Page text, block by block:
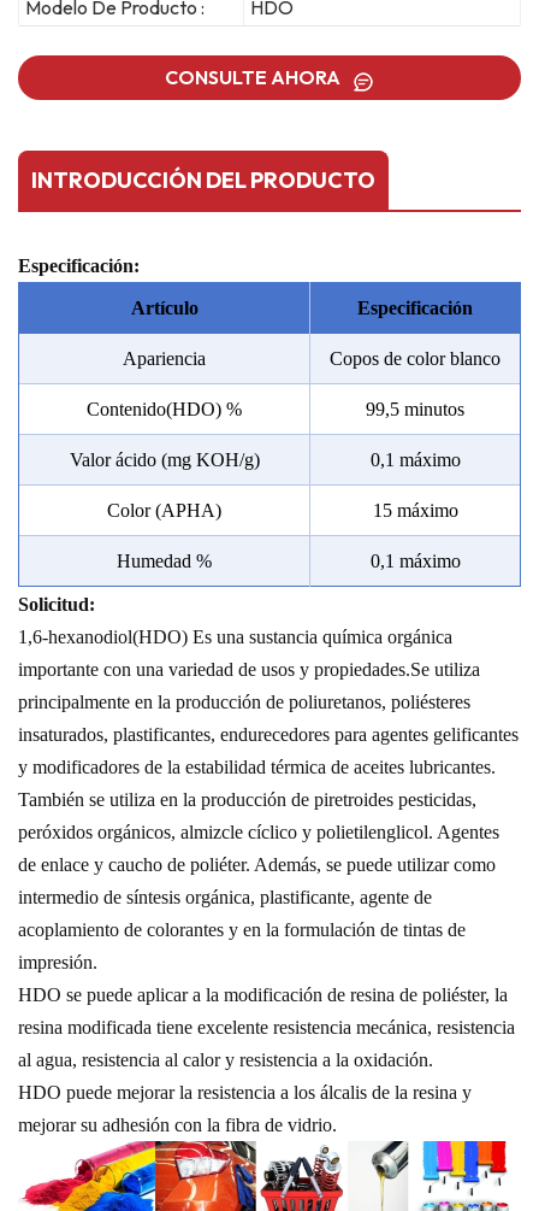
Modelo De Producto :
HDO
CONSULTE AHORA
INTRODUCCIÓN DEL PRODUCTO
Especificación:
Artículo Especificación
Apariencia Copos de color blanco
Contenido(HDO) % 99,5 minutos
Valor ácido (mg KOH/g) 0,1 máximo
Color (APHA) 15 máximo
Humedad % 0,1 máximo
Solicitud:
1,6-hexanodiol(HDO) Es una sustancia química orgánica
importante con una variedad de usos y propiedades.Se utiliza
principalmente en la producción de poliuretanos, poliésteres
insaturados, plastificantes, endurecedores para agentes gelificantes
y modificadores de la estabilidad térmica de aceites lubricantes.
También se utiliza en la producción de piretroides pesticidas,
peróxidos orgánicos, almizcle cíclico y polietilenglicol. Agentes
de enlace y caucho de poliéter. Además, se puede utilizar como
intermedio de síntesis orgánica, plastificante, agente de
acoplamiento de colorantes y en la formulación de tintas de
impresión.
HDO se puede aplicar a la modificación de resina de poliéster, la
resina modificada tiene excelente resistencia mecánica, resistencia
al agua, resistencia al calor y resistencia a la oxidación.
HDO puede mejorar la resistencia a los álcalis de la resina y
mejorar su adhesión con la fibra de vidrio.